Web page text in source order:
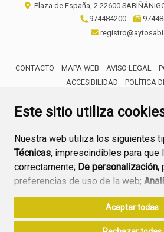
Este sitio utiliza
Nuestra web utiliza los siguientes
Técnicas, imprescindibles para que
correctamente; De personalización,
preferencias de uso de la web;
funcionamiento de la web y sus
Si acepta pulsando el botón
Aceptar todas
Plaza de España, 2 22600
974484200
CONTACTO MAPA WEB AVISO LEGAL
ACCESIBILIDAD
POLÍTICA